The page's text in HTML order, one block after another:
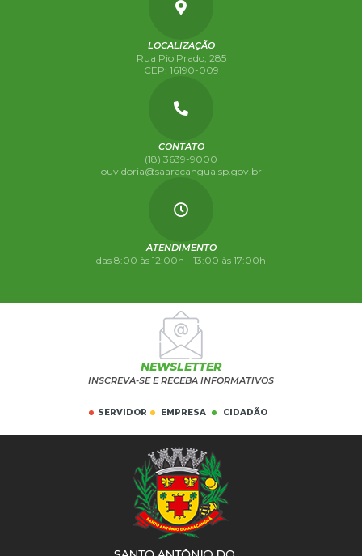
LOCALIZAÇÃO
Rua Pio Prado, 285
CEP: 16190-009
CONTATO
(18) 3639-9000
ouvidoria@saaracangua.sp.gov.br
ATENDIMENTO
das 8:00 às 12:00h - 13:00 às 17:00h
NEWSLETTER
INSCREVA-SE E RECEBA INFORMATIVOS
SERVIDOR EMPRESA CIDADÃO